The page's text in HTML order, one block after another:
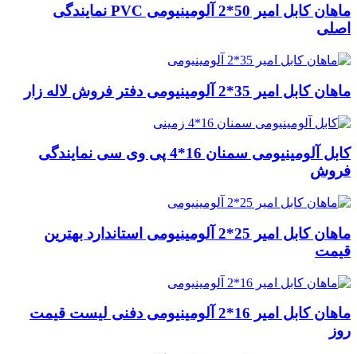
ماهان کابل امیر 50*2 آلومینیومی PVC نمایندگی
اصلی
ماهان کابل امیر 35*2 آلومینیومی دفتر فروش لاله زار
کابل آلومینیومی سمنان 16*4 پی وی سی نمایندگی
فروش
ماهان کابل امیر 25*2 آلومینیومی استاندارد بهترین
قیمت
ماهان کابل امیر 16*2 آلومینیومی دفنی لیست قیمت
روز